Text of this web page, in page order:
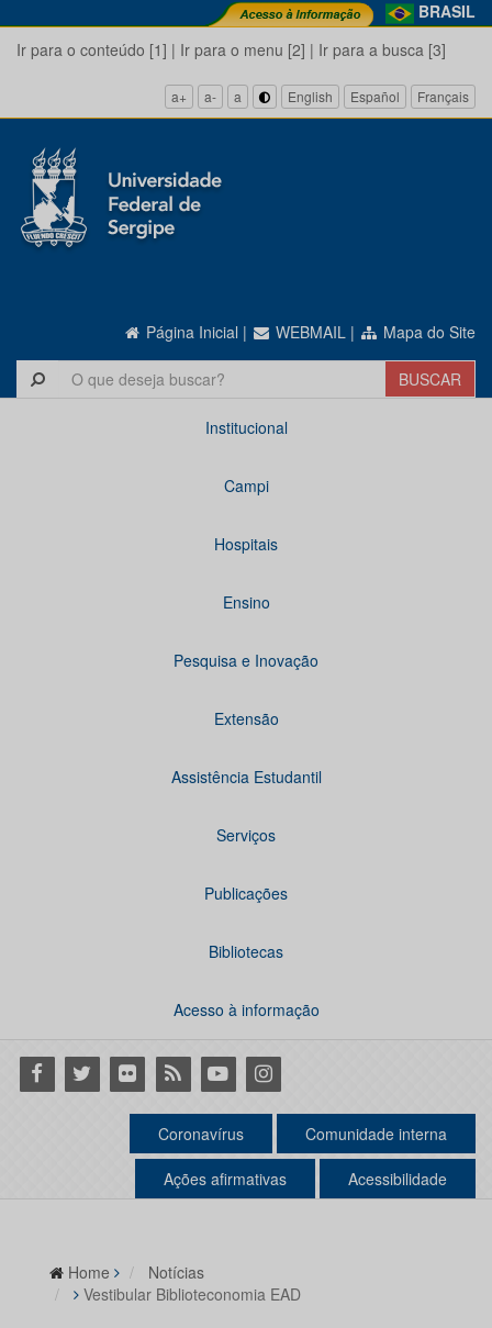
BRASIL
Ir para o conteúdo [1] | Ir para o menu [2] | Ir para a busca [3]
a+ a- a English Español Français
Página Inicial | WEBMAIL | Mapa do Site
Institucional
Campi
Hospitais
Ensino
Pesquisa e Inovação
Extensão
Assistência Estudantil
Serviços
Publicações
Bibliotecas
Acesso à informação
Facebook
Twitter Flickr RSS YoutubeInstagram
Coronavírus Comunidade interna
Ações afirmativas Acessibilidade
Home
Notícias
Vestibular Biblioteconomia EAD